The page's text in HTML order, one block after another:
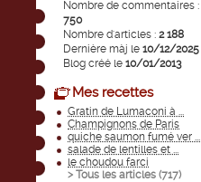
Nombre de commentaires :
750
Nombre d'articles : 2 188
Dernière màj le 10/12/2025
Blog créé le 10/01/2013
Mes recettes
Gratin de Lumaconi à ...
Champignons de Paris
quiche saumon fumé ver ...
salade de lentilles et ...
le choudou farci
> Tous les articles (717)